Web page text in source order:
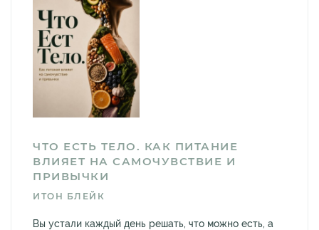
ЧТО ЕСТЬ ТЕЛО. КАК ПИТАНИЕ
ВЛИЯЕТ НА САМОЧУВСТВИЕ И
ПРИВЫЧКИ
ИТОН БЛЕЙК
Вы устали каждый день решать, что можно есть, а